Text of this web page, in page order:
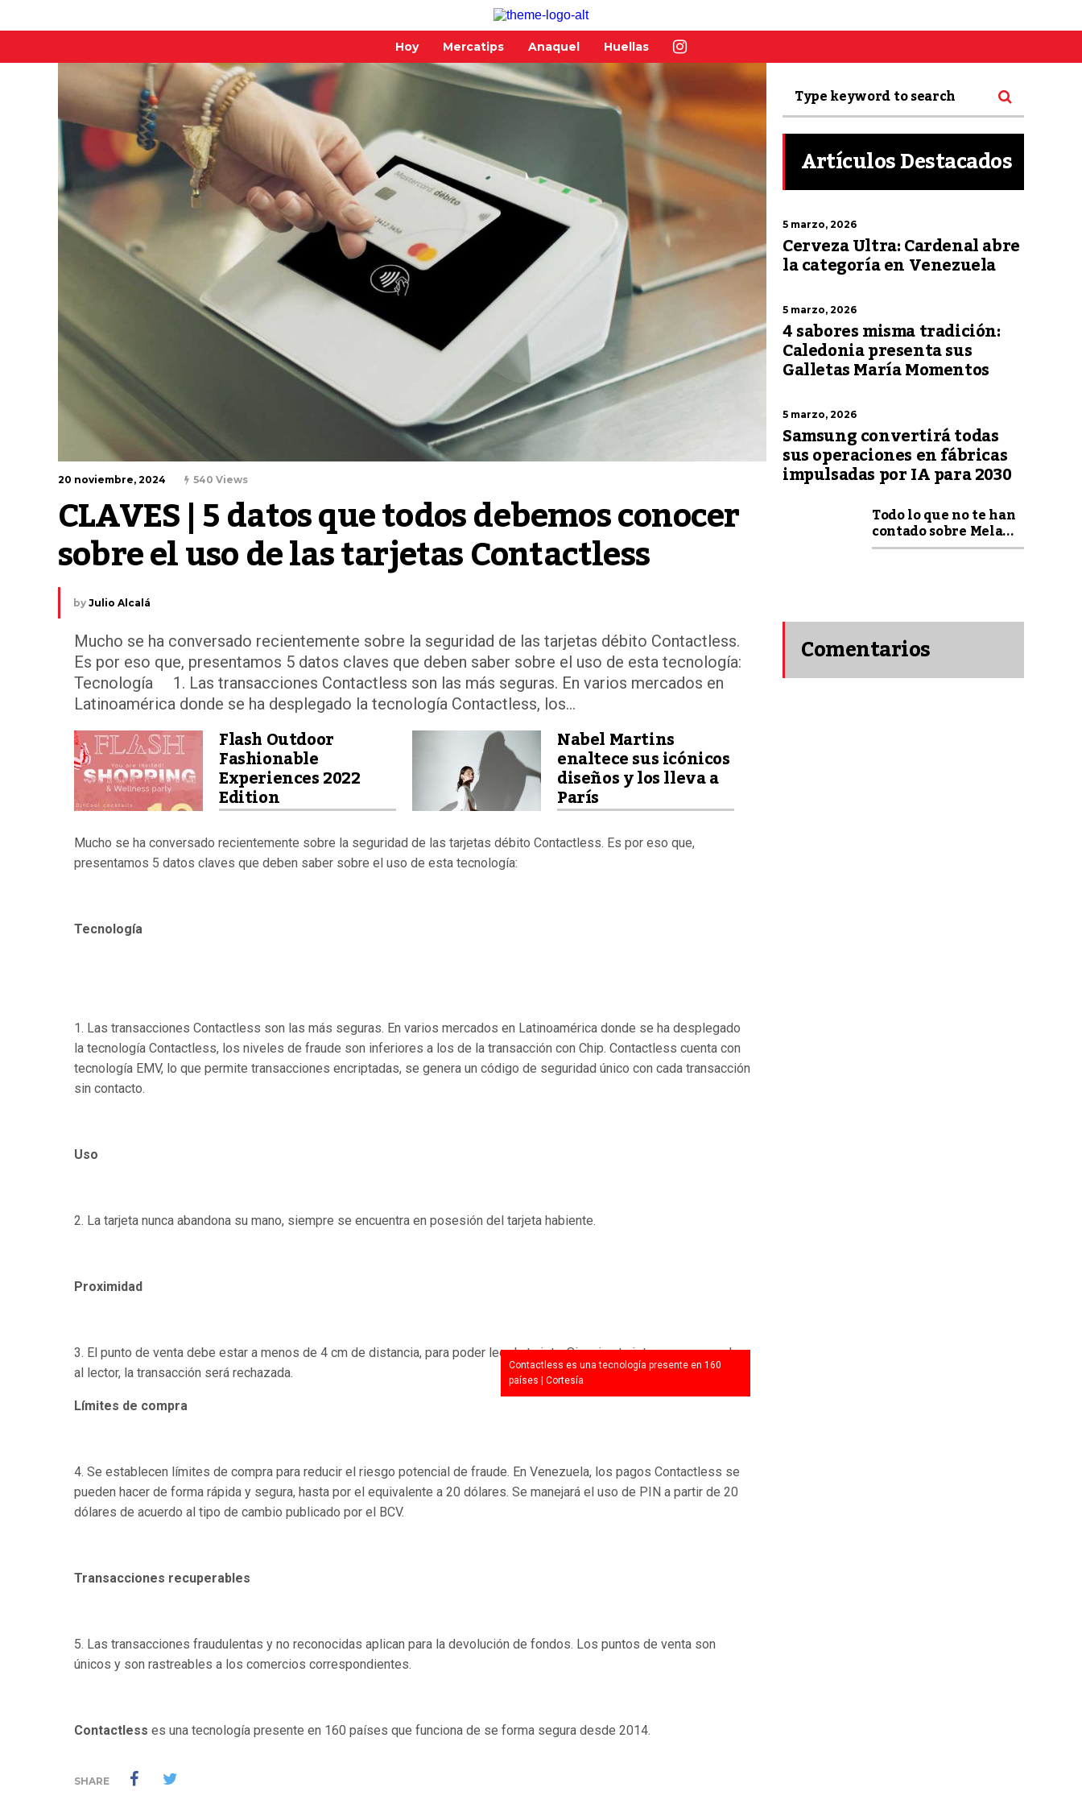
Hoy Mercatips Anaquel Huellas
20 noviembre, 2024 540 Views
CLAVES | 5 datos que todos debemos conocer
sobre el uso de las tarjetas Contactless
by Julio Alcalá
Mucho se ha conversado recientemente sobre la seguridad de las tarjetas débito Contactless.
Es por eso que, presentamos 5 datos claves que deben saber sobre el uso de esta tecnología:
Tecnología 1. Las transacciones Contactless son las más seguras. En varios mercados en
Latinoamérica donde se ha desplegado la tecnología Contactless, los...
Flash Outdoor
Fashionable
Experiences 2022
Edition
Nabel Martins
enaltece sus icónicos
diseños y los lleva a
París
Mucho se ha conversado recientemente sobre la seguridad de las tarjetas débito Contactless. Es por eso que,
presentamos 5 datos claves que deben saber sobre el uso de esta tecnología:
Tecnología
1. Las transacciones Contactless son las más seguras. En varios mercados en Latinoamérica donde se ha desplegado
la tecnología Contactless, los niveles de fraude son inferiores a los de la transacción con Chip. Contactless cuenta con
tecnología EMV, lo que permite transacciones encriptadas, se genera un código de seguridad único con cada transacción
sin contacto.
Uso
2. La tarjeta nunca abandona su mano, siempre se encuentra en posesión del tarjeta habiente.
Proximidad
3. El punto de venta debe estar a menos de 4 cm de distancia, para poder leer la tarjeta. Si varias tarjetas son acercadas
al lector, la transacción será rechazada.
Contactless es una tecnología presente en 160
países | Cortesía
Límites de compra
4. Se establecen límites de compra para reducir el riesgo potencial de fraude. En Venezuela, los pagos Contactless se
pueden hacer de forma rápida y segura, hasta por el equivalente a 20 dólares. Se manejará el uso de PIN a partir de 20
dólares de acuerdo al tipo de cambio publicado por el BCV.
Transacciones recuperables
5. Las transacciones fraudulentas y no reconocidas aplican para la devolución de fondos. Los puntos de venta son
únicos y son rastreables a los comercios correspondientes.
Contactless es una tecnología presente en 160 países que funciona de se forma segura desde 2014.
SHARE
Artículos Destacados
5 marzo, 2026
Cerveza Ultra: Cardenal abre
la categoría en Venezuela
5 marzo, 2026
4 sabores misma tradición:
Caledonia presenta sus
Galletas María Momentos
5 marzo, 2026
Samsung convertirá todas
sus operaciones en fábricas
impulsadas por IA para 2030
Todo lo que no te han
contado sobre Mela...
Comentarios